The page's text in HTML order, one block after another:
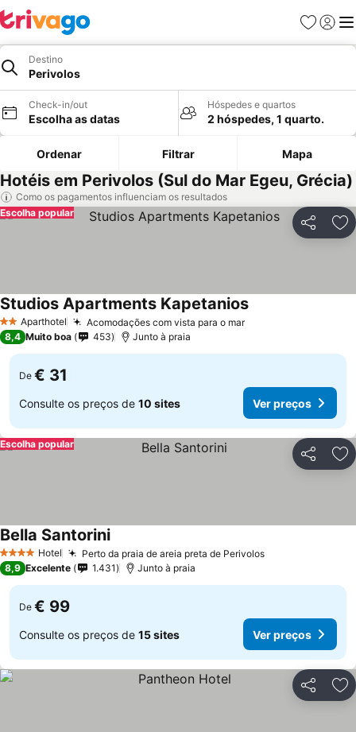
Favoritos
Iniciar
Destino
Perivolos
Check-in/out
Escolha as datas
Hóspedes e quartos
2 hóspedes, 1 quarto.
Ordenar Filtrar Mapa
Hotéis em Perivolos (Sul do Mar Egeu, Grécia)
Como os pagamentos influenciam os resultados
Partilhar
Escolha popular
2 EstrelasAparthotel Acomodações com vista para o marVer preços
Studios Apartments KapetaniosVer preços
8,4 Muito boa 453 Junto à praia
De € 31
Consulte os preços de 10 sites Ver preços
Partilhar
Escolha popular
4 EstrelasHotel Perto da praia de areia preta de PerivolosVer preços
Bella SantoriniVer preços
8,9 Excelente 1.431 Junto à praia
De € 99
Consulte os preços de 15 sites Ver preços
Partilhar